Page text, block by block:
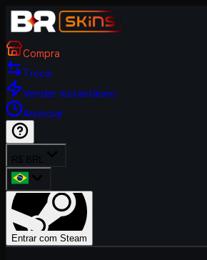
Compra
Troca
Vender instantâneo
Anunciar
R$ BRL
Entrar com Steam